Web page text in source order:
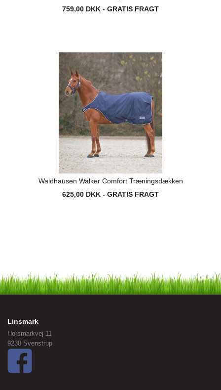
759,00 DKK - GRATIS FRAGT
Waldhausen Walker Comfort Træningsdækken
625,00 DKK - GRATIS FRAGT
Linsmark
Horsmarkvej 11
9230 Svenstrup